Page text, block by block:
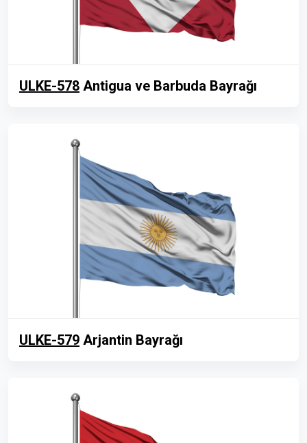
ULKE-578 Antigua ve Barbuda Bayrağı
ULKE-579 Arjantin Bayrağı